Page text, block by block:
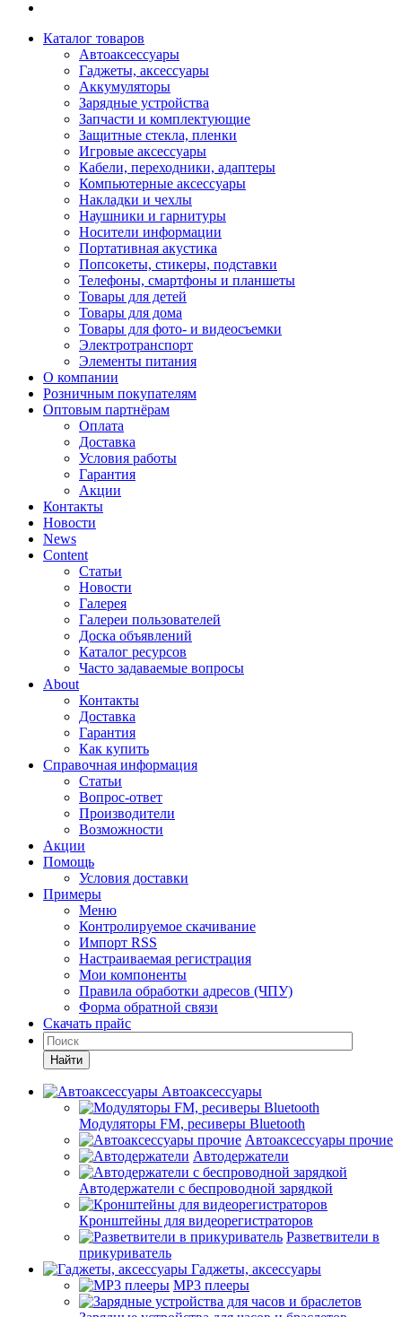
Каталог товаров
Автоаксессуары
Гаджеты, аксессуары
Аккумуляторы
Зарядные устройства
Запчасти и комплектующие
Защитные стекла, пленки
Игровые аксессуары
Кабели, переходники, адаптеры
Компьютерные аксессуары
Накладки и чехлы
Наушники и гарнитуры
Носители информации
Портативная акустика
Попсокеты, стикеры, подставки
Телефоны, смартфоны и планшеты
Товары для детей
Товары для дома
Товары для фото- и видеосъемки
Электротранспорт
Элементы питания
О компании
Розничным покупателям
Оптовым партнёрам
Оплата
Доставка
Условия работы
Гарантия
Акции
Контакты
Новости
News
Content
Статьи
Новости
Галерея
Галереи пользователей
Доска объявлений
Каталог ресурсов
Часто задаваемые вопросы
About
Контакты
Доставка
Гарантия
Как купить
Справочная информация
Статьи
Вопрос-ответ
Производители
Возможности
Акции
Помощь
Условия доставки
Примеры
Меню
Контролируемое скачивание
Импорт RSS
Настраиваемая регистрация
Мои компоненты
Правила обработки адресов (ЧПУ)
Форма обратной связи
Скачать прайс
Найти
Автоаксессуары
Модуляторы FM, ресиверы Bluetooth
Автоаксессуары прочие
Автодержатели
Автодержатели с беспроводной зарядкой
Кронштейны для видеорегистраторов
Разветвители в
прикуриватель
Гаджеты, аксессуары
MP3 плееры